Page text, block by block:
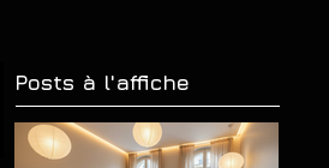
Posts à l'affiche